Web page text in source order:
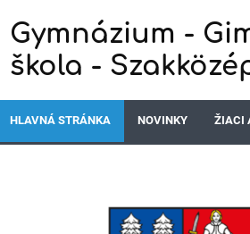
Gymnázium -
škola -
HLAVNÁ STRÁNKA NOVINKY ŽIACI